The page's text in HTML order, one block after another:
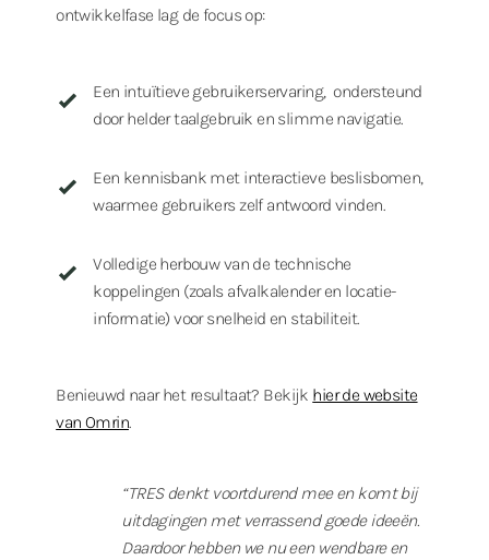
ontwikkelfase lag de focus op:
Een intuïtieve gebruikerservaring, ondersteund
door helder taalgebruik en slimme navigatie.
Een kennisbank met interactieve beslisbomen,
waarmee gebruikers zelf antwoord vinden.
Volledige herbouw van de technische
koppelingen (zoals afvalkalender en locatie-
informatie) voor snelheid en stabiliteit.
Benieuwd naar het resultaat? Bekijk hier de website
van Omrin.
“TRES denkt voortdurend mee en komt bij
uitdagingen met verrassend goede ideeën.
Daardoor hebben we nu een wendbare en